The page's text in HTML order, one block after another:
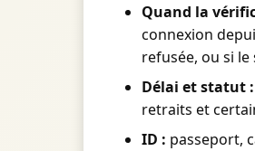
Quand la
connexion
refusée, ou si
Délai et statut :
retraits et
ID : passeport,